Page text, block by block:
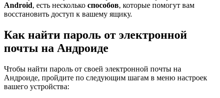
Android, есть несколько способов, которые помогут вам
восстановить доступ к вашему ящику.
Как найти пароль от электронной
почты на Андроиде
Чтобы найти пароль от своей электронной почты на
Андроиде, пройдите по следующим шагам в меню настроек
вашего устройства: